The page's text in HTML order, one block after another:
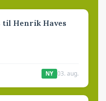
til Henrik Haves
NY 03. aug.